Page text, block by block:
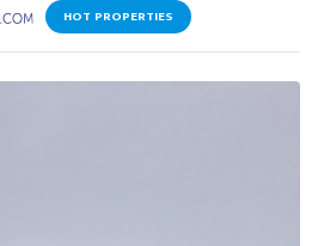
HOT PROPERTIES